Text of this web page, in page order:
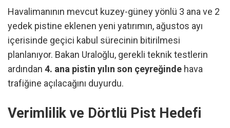
Havalimanının mevcut kuzey-güney yönlü 3 ana ve 2
yedek pistine eklenen yeni yatırımın, ağustos ayı
içerisinde geçici kabul sürecinin bitirilmesi
planlanıyor. Bakan Uraloğlu, gerekli teknik testlerin
ardından 4. ana pistin yılın son çeyreğinde hava
trafiğine açılacağını duyurdu.
Verimlilik ve Dörtlü Pist Hedefi